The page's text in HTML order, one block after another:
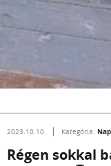
2023.10.10. Kategória:
Régen sokkal